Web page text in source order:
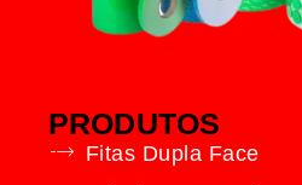
PRODUTOS
Fitas Dupla Face